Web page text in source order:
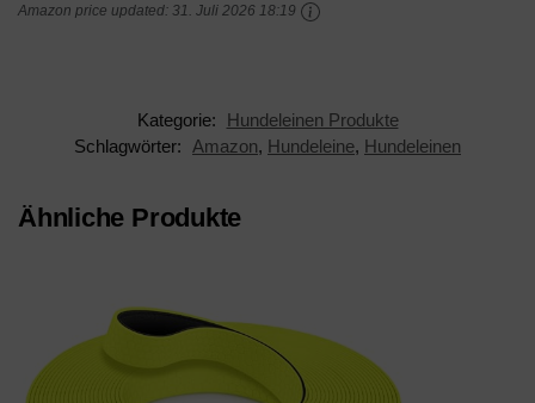
Amazon price updated: 31. Juli 2026 18:19
Kategorie:
Hundeleinen Produkte
Schlagwörter:
Amazon, Hundeleine, Hundeleinen
Ähnliche Produkte